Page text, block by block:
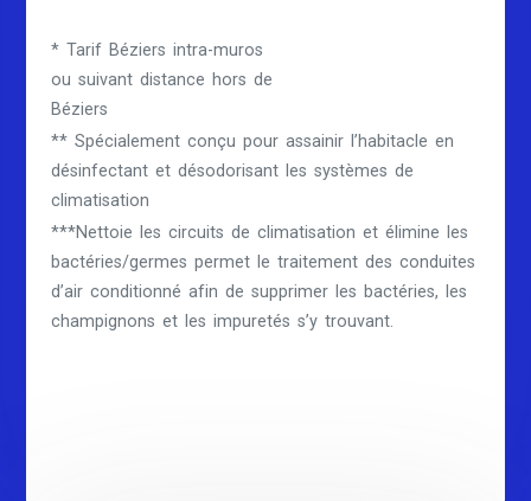
* Tarif Béziers intra-muros
ou suivant distance hors de
Béziers
** Spécialement conçu pour assainir l’habitacle en
désinfectant et désodorisant les systèmes de
climatisation
***Nettoie les circuits de climatisation et élimine les
bactéries/germes permet le traitement des conduites
d’air conditionné afin de supprimer les bactéries, les
champignons et les impuretés s’y trouvant.